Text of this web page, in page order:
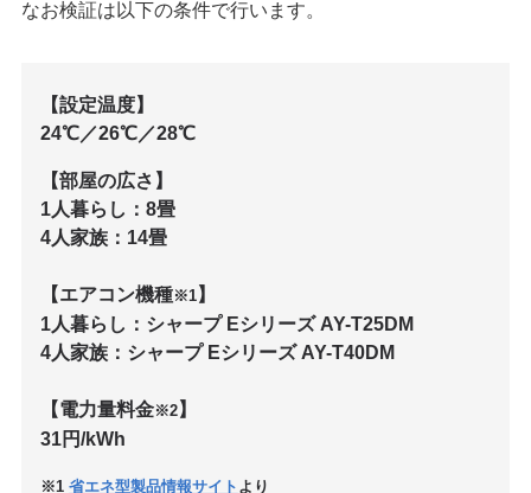
なお検証は以下の条件で行います。
【設定温度】
24℃／26℃／28℃
【部屋の広さ】
1人暮らし：8畳
4人家族：14畳
【エアコン機種※1】
1人暮らし：シャープ Eシリーズ AY-T25DM
4人家族：シャープ Eシリーズ AY-T40DM
【電力量料金※2】
31円/kWh
※1 省エネ型製品情報サイト より